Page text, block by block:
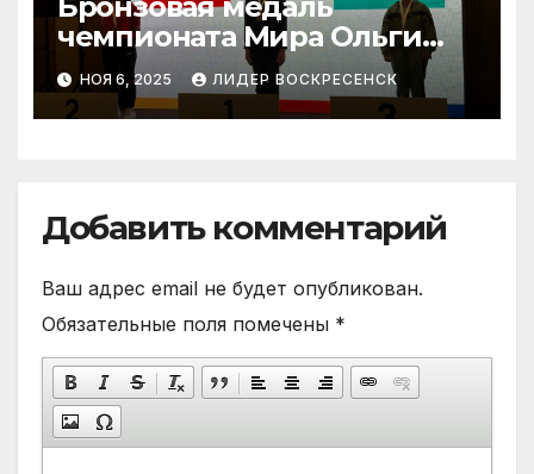
чемпионата Мира Ольги
Наховой
НОЯ 6, 2025 ЛИДЕР ВОСКРЕСЕНСК
Добавить комментарий
Ваш адрес email не будет опубликован.
Обязательные поля помечены *